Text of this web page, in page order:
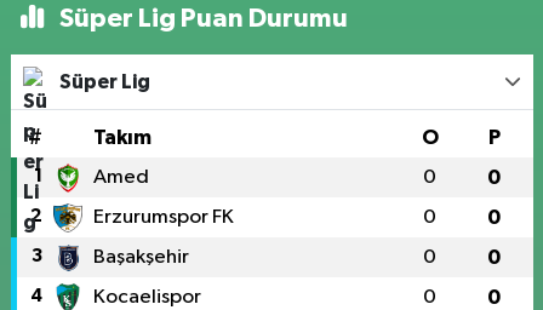
Süper Lig Puan Durumu
Süper Lig
# Takım O P
1 Amed 0 0
2 Erzurumspor FK 0 0
3 Başakşehir 0 0
4 Kocaelispor 0 0